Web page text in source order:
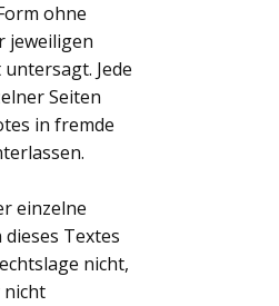
ohne
jeweiligen
Jede
Seiten
in fremde
einzelne
Textes
nicht,
nicht